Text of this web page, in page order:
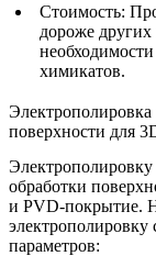
Стоимость:
дороже других
химикатов.
Электрополировка
поверхности для
обработки
и PVD-покрытие.
параметров: